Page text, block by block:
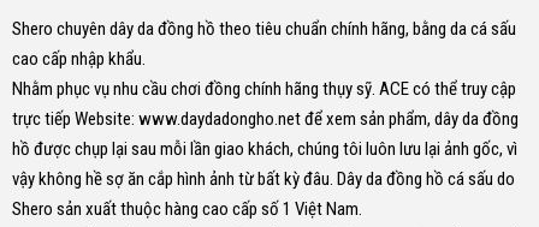
Shero chuyên dây da đồng hồ theo tiêu chuẩn chính hãng, bằng da cá sấu
cao cấp nhập khẩu.
Nhằm phục vụ nhu cầu chơi đồng chính hãng thụy sỹ. ACE có thể truy cập
trực tiếp Website: www.daydadongho.netđể xem sản phẩm, dây da đồng
hồ được chụp lại sau mỗi lần giao khách, chúng tôi luôn lưu lại ảnh gốc, vì
vậy không hề sợ ăn cắp hình ảnh từ bất kỳ đâu. Dây da đồng hồ cá sấu do
Shero sản xuất thuộc hàng cao cấp số 1 Việt Nam.